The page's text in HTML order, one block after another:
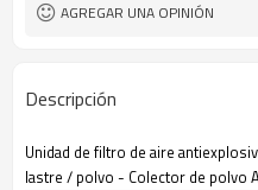
AGREGAR UNA OPINIÓN
Descripción
Unidad de filtro de aire
lastre / polvo - Colector de polvo